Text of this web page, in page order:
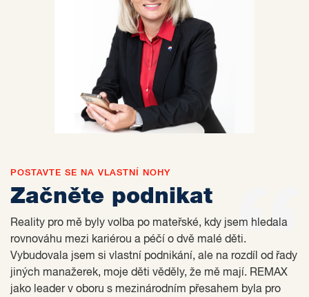
POSTAVTE SE NA VLASTNÍ NOHY
Začněte podnikat
Reality pro mě byly volba po mateřské, kdy jsem hledala
rovnováhu mezi kariérou a péčí o dvě malé děti.
Vybudovala jsem si vlastní podnikání, ale na rozdíl od řady
jiných manažerek, moje děti věděly, že mě mají. REMAX
jako leader v oboru s mezinárodním přesahem byla pro